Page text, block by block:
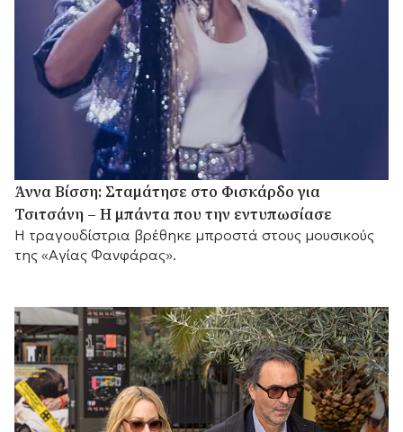
Άννα Βίσση: Σταμάτησε στο Φισκάρδο για
Τσιτσάνη – Η μπάντα που την εντυπωσίασε
Η τραγουδίστρια βρέθηκε μπροστά στους μουσικούς
της «Αγίας Φανφάρας».